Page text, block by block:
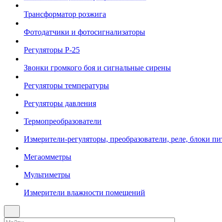
Трансформатор розжига
Фотодатчики и фотосигнализаторы
Регуляторы Р-25
Звонки громкого боя и сигнальные сирены
Регуляторы температуры
Регуляторы давления
Термопреобразователи
Измерители-регуляторы, преобразователи, реле, блоки
Мегаомметры
Мультиметры
Измерители влажности помещений